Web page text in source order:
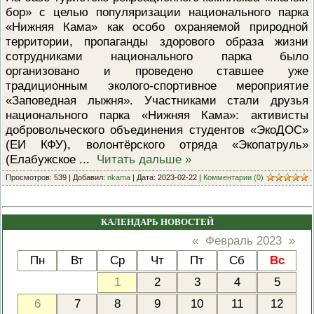
ПРОВЕРОЧНЫЙ ЛИСТ,
ПРИМЕНЯЕМЫЙ ПРИ
ОСУЩЕСТВЛЕНИИ
ГОСУДАРСТВЕННОГО
ОБЛАСТИ ОХРАНЫ И
ИСПОЛЬЗОВАНИЯ ООПТ
ФЕДЕРАЛЬНОГО ЗНАЧЕНИЯ
ПРОГРАММА ПРОФИЛАКТИКИ
РИСКОВ ПРИЧИНЕНИЯ
ПЛАН ПРОВЕДЕНИЯ
КОНТРОЛЬНЫХ
МЕРОПРИЯТИЙ
ИСЧЕРПЫВАЮЩИЙ
СВЕДЕНИЙ, КОТОРЫЕ МОГУТ
ЗАПРАШИВАТЬСЯ
(НАДЗОРНЫМ) ОРГАНОМ У
бор» с целью популяризации национального парка
«Нижняя Кама» как особо охраняемой природной
территории, пропаганды здорового образа жизни
сотрудниками национального парка было
организовано и проведено ставшее уже
традиционным эколого-спортивное мероприятие
«Заповедная лыжня». Участниками стали друзья
национального парка «Нижняя Кама»: активисты
добровольческого объединения студентов «ЭкоДОС»
(ЕИ КФУ), волонтёрского отряда «Экопатруль»
(Елабужское ... Читать дальше »
Просмотров: 539 | Добавил: nkama | Дата: 2023-02-22 | Комментарии (0)
КАЛЕНДАРЬ НОВОСТЕЙ
« Февраль 2023 »
Пн
Вт Ср Чт Пт Сб
Вс
1
2 3 4
5
6
7 8 9 10 11 12